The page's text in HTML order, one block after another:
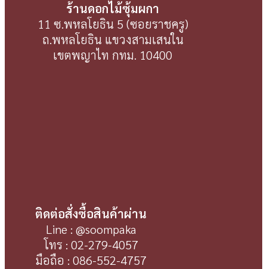
ร้านดอกไม้ซุ้มผกา
11 ซ.พหลโยธิน 5 (ซอยราชครู)
ถ.พหลโยธิน แขวงสามเสนใน
เขตพญาไท กทม. 10400
ติดต่อสั่งซื้อสินค้าผ่าน
Line : @soompaka
โทร : 02-279-4057
มือถือ : 086-552-4757